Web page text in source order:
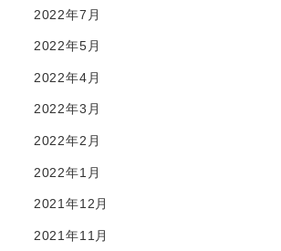
2022年7月
2022年5月
2022年4月
2022年3月
2022年2月
2022年1月
2021年12月
2021年11月